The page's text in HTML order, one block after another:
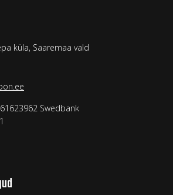
küla, Saaremaa vald
Swedbank